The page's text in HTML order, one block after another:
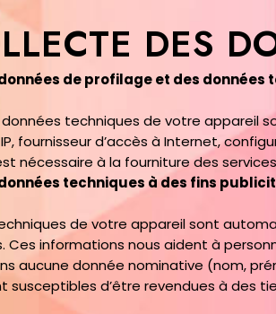
DES
de profilage et des
techniques de votre appareil
fournisseur d’accès à Internet,
nécessaire à la fourniture des
techniques à des fins
de votre appareil sont
informations nous aident à
aucune donnée nominative (nom,
susceptibles d’être revendues à des